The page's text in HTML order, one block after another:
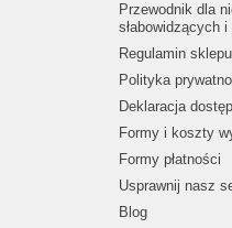
Przewodnik dla
słabowidzących
Regulamin sklepu
Polityka
Deklaracja
Formy i koszty
Formy płatności
Usprawnij nasz
Blog